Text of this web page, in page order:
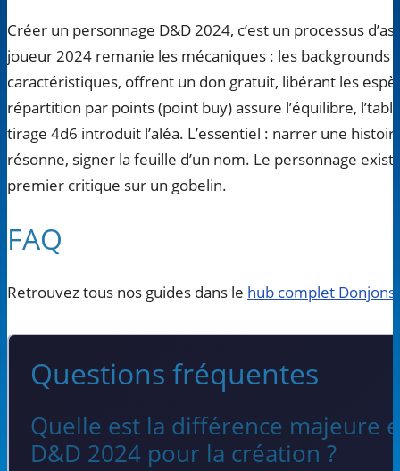
Créer un personnage D&D 2024, c’est un processus
joueur 2024 remanie les mécaniques : les backgrounds
caractéristiques, offrent un don gratuit, libérant les
répartition par points (point buy) assure l’équilibre,
tirage 4d6 introduit l’aléa. L’essentiel : narrer une
résonne, signer la feuille d’un nom. Le personnage
premier critique sur un gobelin.
FAQ
Retrouvez tous nos guides dans le hub complet Donjons
Questions fréquentes
Quelle est la différence majeure
D&D 2024 pour la création ?